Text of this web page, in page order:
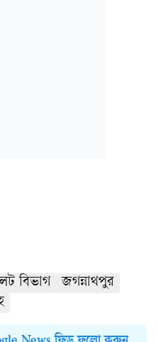
বিভাগ
জগন্নাথপুর